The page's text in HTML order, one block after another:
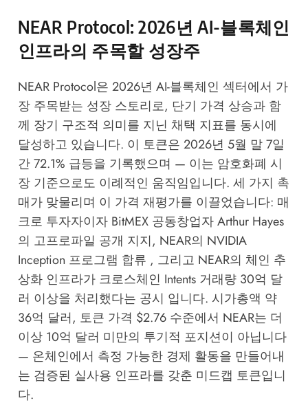
NEAR Protocol: 2026년 AI-블록체인
인프라의 주목할 성장주
NEAR Protocol은 2026년 AI-블록체인 섹터에서 가
장 주목받는 성장 스토리로, 단기 가격 상승과 함
께 장기 구조적 의미를 지닌 채택 지표를 동시에
달성하고 있습니다. 이 토큰은 2026년 5월 말 7일
간 72.1% 급등을 기록했으며 — 이는 암호화폐 시
장 기준으로도 이례적인 움직임입니다. 세 가지 촉
매가 맞물리며 이 가격 재평가를 이끌었습니다: 매
크로 투자자이자 BitMEX 공동창업자 Arthur Hayes
의 고프로파일 공개 지지, NEAR의 NVIDIA
Inception 프로그램 합류 , 그리고 NEAR의 체인 추
상화 인프라가 크로스체인 Intents 거래량 30억 달
러 이상을 처리했다는 공시 입니다. 시가총액 약
36억 달러, 토큰 가격 $2.76 수준에서 NEAR는 더
이상 10억 달러 미만의 투기적 포지션이 아닙니다
— 온체인에서 측정 가능한 경제 활동을 만들어내
는 검증된 실사용 인프라를 갖춘 미드캡 토큰입니
다.